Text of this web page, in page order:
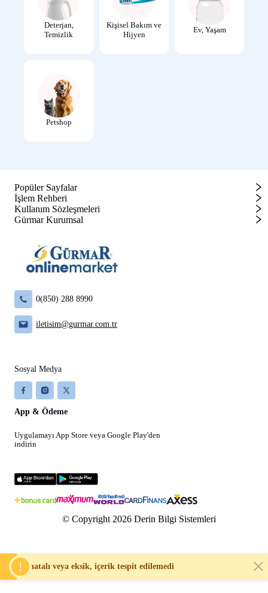
Deterjan,
Temizlik
Kişisel Bakım ve
Hijyen
Ev, Yaşam
Petshop
Popüler Sayfalar
İşlem Rehberi
Kullanım Sözleşmeleri
Gürmar Kurumsal
0(850) 288 8990
iletisim@gurmar.com.tr
Sosyal Medya
App & Ödeme
Uygulamayı App Store veya Google Play'den
indirin
© Copyright 2026 Derin Bilgi Sistemleri